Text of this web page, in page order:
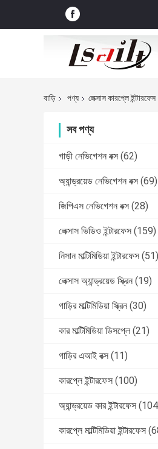
বাড়ি পণ্য লেক্সাস কারপ্লে ইন্টারফেস
সব পণ্য
গাড়ী নেভিগেশন বক্স (62)
অ্যান্ড্রয়েড নেভিগেশন বক্স (69)
জিপিএস নেভিগেশন বক্স (28)
লেক্সাস ভিডিও ইন্টারফেস (159)
নিসান মাল্টিমিডিয়া ইন্টারফেস (51)
লেক্সাস অ্যান্ড্রয়েড স্ক্রিন (19)
গাড়ির মাল্টিমিডিয়া স্ক্রিন (30)
কার মাল্টিমিডিয়া ডিসপ্লে (21)
গাড়ির এআই বক্স (11)
কারপ্লে ইন্টারফেস (100)
অ্যান্ড্রয়েড কার ইন্টারফেস
কারপ্লে মাল্টিমিডিয়া ইন্টারফেস